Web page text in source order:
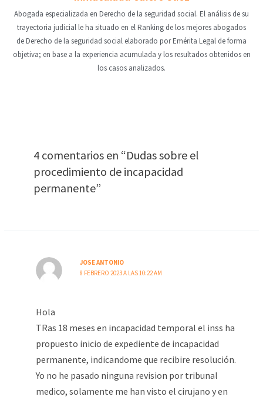
Abogada especializada en Derecho de la seguridad social. El análisis de su
trayectoria judicial le ha situado en el Ranking de los mejores abogados
de Derecho de la seguridad social elaborado por Emérita Legal de forma
objetiva; en base a la experiencia acumulada y los resultados obtenidos en
los casos analizados.
4 comentarios en “Dudas sobre el
procedimiento de incapacidad
permanente”
JOSE ANTONIO
8 FEBRERO 2023 A LAS 10:22 AM
Hola
TRas 18 meses en incapacidad temporal el inss ha
propuesto inicio de expediente de incapacidad
permanente, indicandome que recibire resolución.
Yo no he pasado ninguna revision por tribunal
medico, solamente me han visto el cirujano y en